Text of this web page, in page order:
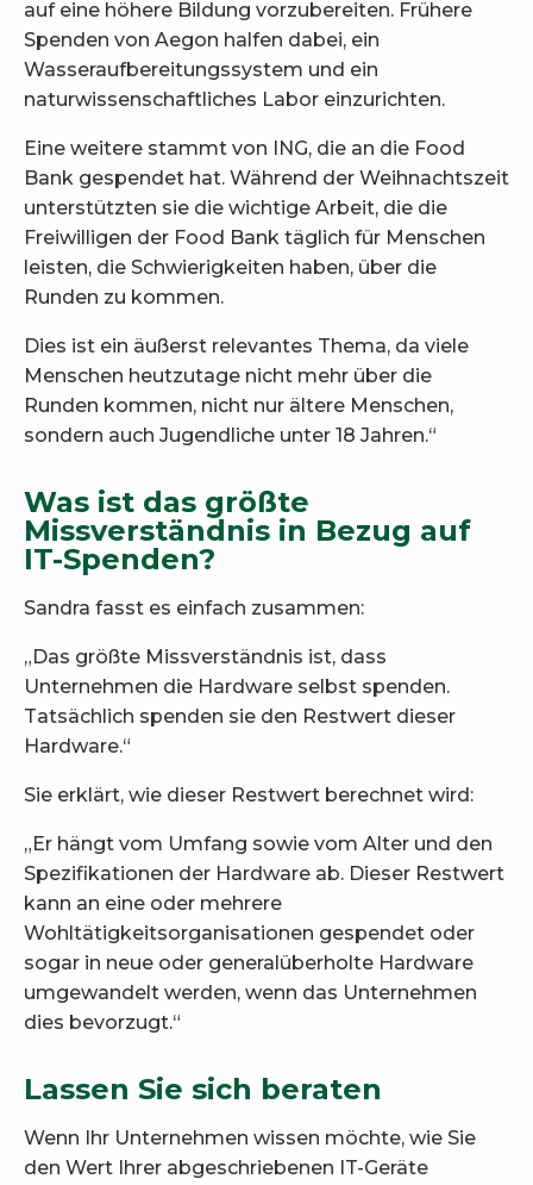
auf eine höhere Bildung vorzubereiten. Frühere
Spenden von Aegon halfen dabei, ein
Wasseraufbereitungssystem und ein
naturwissenschaftliches Labor einzurichten.
Eine weitere stammt von ING, die an die Food
Bank gespendet hat. Während der Weihnachtszeit
unterstützten sie die wichtige Arbeit, die die
Freiwilligen der Food Bank täglich für Menschen
leisten, die Schwierigkeiten haben, über die
Runden zu kommen.
Dies ist ein äußerst relevantes Thema, da viele
Menschen heutzutage nicht mehr über die
Runden kommen, nicht nur ältere Menschen,
sondern auch Jugendliche unter 18 Jahren.“
Was ist das größte
Missverständnis in Bezug auf
IT-Spenden?
Sandra fasst es einfach zusammen:
„Das größte Missverständnis ist, dass
Unternehmen die Hardware selbst spenden.
Tatsächlich spenden sie den Restwert dieser
Hardware.“
Sie erklärt, wie dieser Restwert berechnet wird:
„Er hängt vom Umfang sowie vom Alter und den
Spezifikationen der Hardware ab. Dieser Restwert
kann an eine oder mehrere
Wohltätigkeitsorganisationen gespendet oder
sogar in neue oder generalüberholte Hardware
umgewandelt werden, wenn das Unternehmen
dies bevorzugt.“
Lassen Sie sich beraten
Wenn Ihr Unternehmen wissen möchte, wie Sie
den Wert Ihrer abgeschriebenen IT-Geräte